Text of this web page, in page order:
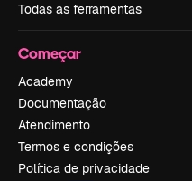
Todas as ferramentas
Começar
Academy
Documentação
Atendimento
Termos e condições
Política de privacidade